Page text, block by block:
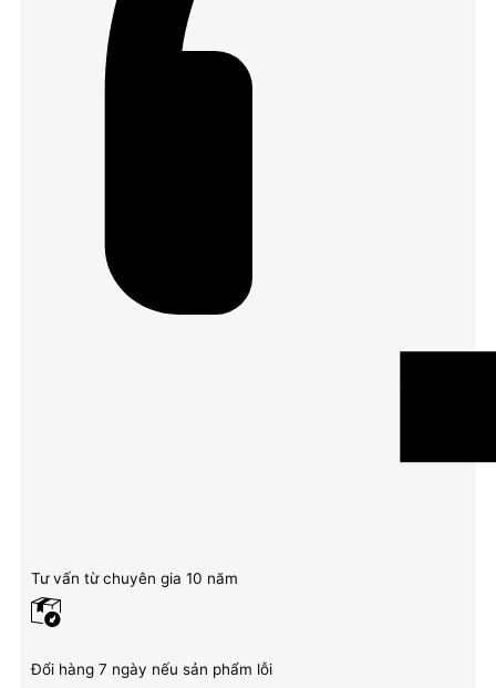
Tư vấn từ chuyên gia 10 năm
Đổi hàng 7 ngày nếu sản phẩm lỗi